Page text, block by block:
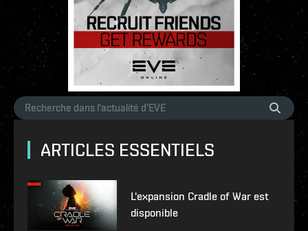
ARTICLES ESSENTIELS
L'expansion Cradle of War est
disponible